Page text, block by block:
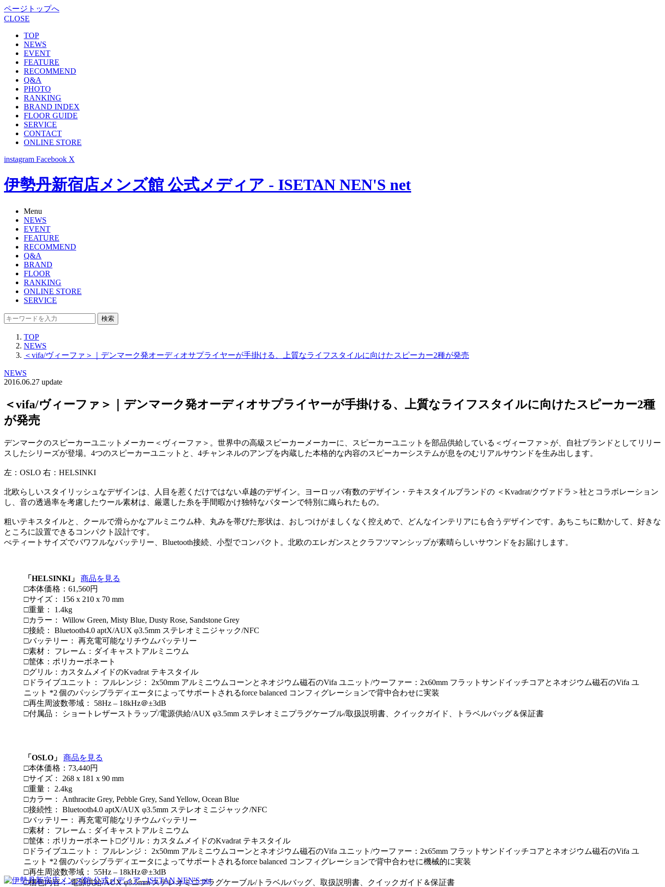
ページトップへ
CLOSE
TOP
NEWS
EVENT
FEATURE
RECOMMEND
Q&A
PHOTO
RANKING
BRAND INDEX
FLOOR GUIDE
SERVICE
CONTACT
ONLINE STORE
instagram Facebook X
伊勢丹新宿店メンズ館 公式メディア - ISETAN NEN'S net
Menu
NEWS
EVENT
FEATURE
RECOMMEND
Q&A
BRAND
FLOOR
RANKING
ONLINE STORE
SERVICE
検索
TOP
NEWS
＜vifa/ヴィーファ＞｜デンマーク発オーディオサプライヤーが手掛ける、上質なライフスタイルに向けたスピーカー2種が発売
NEWS
2016.06.27 update
＜vifa/ヴィーファ＞｜デンマーク発オーディオサプライヤーが手掛ける、上質なライフスタイルに向けたスピーカー2種
が発売
デンマークのスピーカーユニットメーカー＜ヴィーファ＞。世界中の高級スピーカーメーカーに、スピーカーユニットを部品供給している＜ヴィーファ＞が、自社ブランドとしてリリー
スしたシリーズが登場。4つのスピーカーユニットと、4チャンネルのアンプを内蔵した本格的な内容のスピーカーシステムが息をのむリアルサウンドを生み出します。
左：OSLO 右：HELSINKI
北欧らしいスタイリッシュなデザインは、人目を惹くだけではない卓越のデザイン。ヨーロッパ有数のデザイン・テキスタイルブランドの ＜Kvadrat/クヴァドラ＞社とコラボレーション
し、音の透過率を考慮したウール素材は、厳選した糸を手間暇かけ独特なパターンで特別に織られたもの。
粗いテキスタイルと、クールで滑らかなアルミニウム枠、丸みを帯びた形状は、おしつけがましくなく控えめで、どんなインテリアにも合うデザインです。あちこちに動かして、好きな
ところに設置できるコンパクト設計です。
ぺティートサイズでパワフルなバッテリー、Bluetooth接続、小型でコンパクト。北欧のエレガンスとクラフツマンシップが素晴らしいサウンドをお届けします。
「HELSINKI」
商品を見る
□本体価格：61,560円
□サイズ： 156 x 210 x 70 mm
□重量： 1.4kg
□カラー： Willow Green, Misty Blue, Dusty Rose, Sandstone Grey
□接続： Bluetooth4.0 aptX/AUX φ3.5mm ステレオミニジャック/NFC
□バッテリー： 再充電可能なリチウムバッテリー
□素材： フレーム：ダイキャストアルミニウム
□筐体：ポリカーボネート
□グリル：カスタムメイドのKvadrat テキスタイル
□ドライブユニット： フルレンジ： 2x50mm アルミニウムコーンとネオジウム磁石のVifa ユニット/ウーファー：2x60mm フラットサンドイッチコアとネオジウム磁石のVifa ユ
ニット *2 個のパッシブラディエータによってサポートされるforce balanced コンフィグレーションで背中合わせに実装
□再生周波数帯域： 58Hz – 18kHz＠±3dB
□付属品： ショートレザーストラップ/電源供給/AUX φ3.5mm ステレオミニプラグケーブル/取扱説明書、クイックガイド、トラベルバッグ＆保証書
「OSLO」
商品を見る
□本体価格：73,440円
□サイズ： 268 x 181 x 90 mm
□重量： 2.4kg
□カラー： Anthracite Grey, Pebble Grey, Sand Yellow, Ocean Blue
□接続性： Bluetooth4.0 aptX/AUX φ3.5mm ステレオミニジャック/NFC
□バッテリー： 再充電可能なリチウムバッテリー
□素材： フレーム：ダイキャストアルミニウム
□筐体：ポリカーボネート□グリル：カスタムメイドのKvadrat テキスタイル
□ドライブユニット： フルレンジ： 2x50mm アルミニウムコーンとネオジウム磁石のVifa ユニット/ウーファー：2x65mm フラットサンドイッチコアとネオジウム磁石のVifa ユ
ニット *2 個のパッシブラディエータによってサポートされるforce balanced コンフィグレーションで背中合わせに機械的に実装
□再生周波数帯域： 55Hz – 18kHz＠±3dB
□梱包内容： 電源供給/AUX φ3.5mm ステレオミニプラグケーブル/トラベルバッグ、取扱説明書、クイックガイド＆保証書